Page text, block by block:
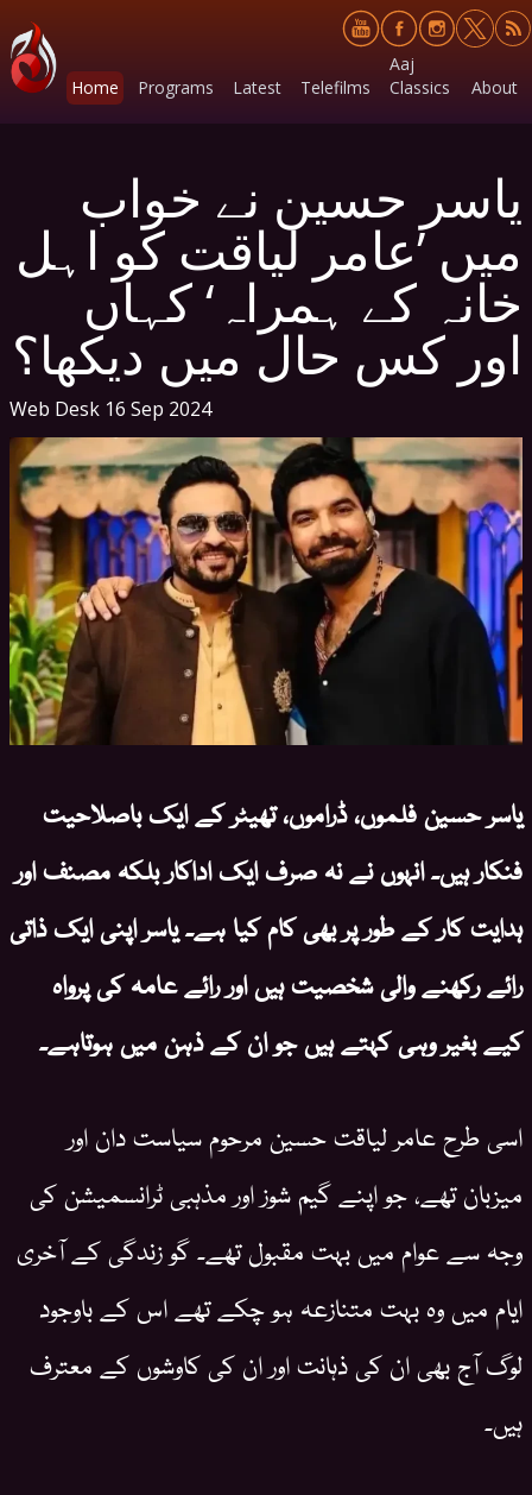
Home Programs Latest Telefilms
Aaj
Classics
About
یاسر حسین نے خواب
میں ’عامر لیاقت کو اہل
خانہ کے ہمراہ‘ کہاں
اور کس حال میں دیکھا؟
Web Desk 16 Sep 2024
یاسر حسین فلموں، ڈراموں، تھیٹر کے ایک باصلاحیت
فنکار ہیں۔ انہوں نے نہ صرف ایک اداکار بلکہ مصنف اور
ہدایت کار کے طور پر بھی کام کیا ہے۔ یاسر اپنی ایک ذاتی
رائے رکھنے والی شخصیت ہیں اور رائے عامہ کی پرواہ
کیے بغیر وہی کہتے ہیں جو ان کے ذہن میں ہوتاہے۔
اسی طرح عامر لیاقت حسین مرحوم سیاست دان اور
میزبان تھے، جو اپنے گیم شوز اور مذہبی ٹرانسمیشن کی
وجہ سے عوام میں بہت مقبول تھے۔ گو زندگی کے آخری
ایام میں وہ بہت متنازعہ ہو چکے تھے اس کے باوجود
لوگ آج بھی ان کی ذہانت اور ان کی کاوشوں کے معترف
ہیں۔